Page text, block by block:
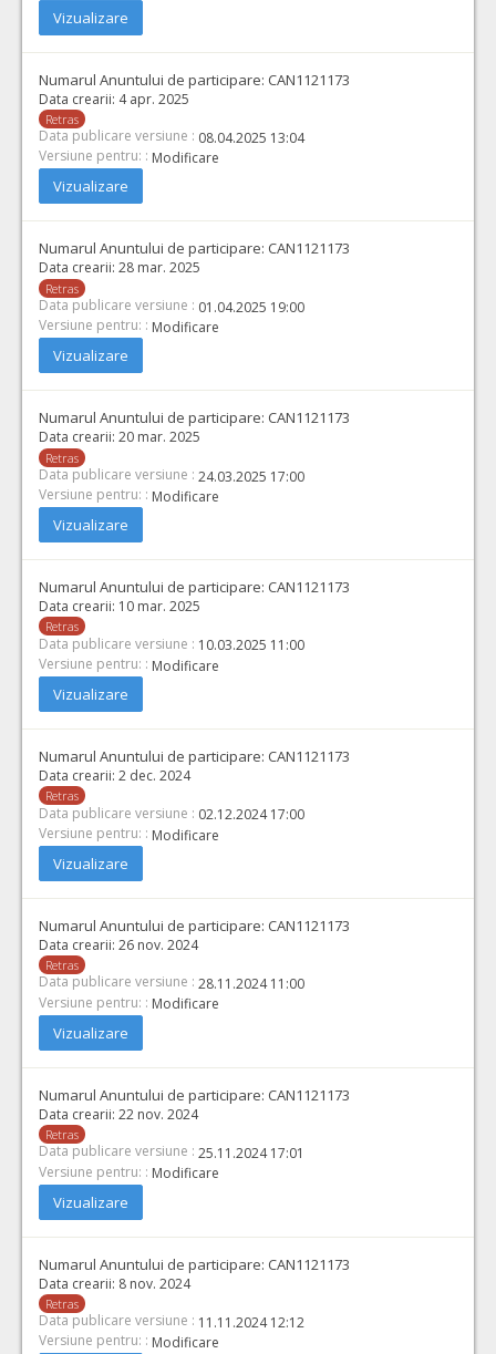
Vizualizare
Numarul Anuntului de participare: CAN1121173
Data crearii: 4 apr. 2025
Retras
Data publicare versiune : 08.04.2025 13:04
Versiune pentru: : Modificare
Vizualizare
Numarul Anuntului de participare: CAN1121173
Data crearii: 28 mar. 2025
Retras
Data publicare versiune : 01.04.2025 19:00
Versiune pentru: : Modificare
Vizualizare
Numarul Anuntului de participare: CAN1121173
Data crearii: 20 mar. 2025
Retras
Data publicare versiune : 24.03.2025 17:00
Versiune pentru: : Modificare
Vizualizare
Numarul Anuntului de participare: CAN1121173
Data crearii: 10 mar. 2025
Retras
Data publicare versiune : 10.03.2025 11:00
Versiune pentru: : Modificare
Vizualizare
Numarul Anuntului de participare: CAN1121173
Data crearii: 2 dec. 2024
Retras
Data publicare versiune : 02.12.2024 17:00
Versiune pentru: : Modificare
Vizualizare
Numarul Anuntului de participare: CAN1121173
Data crearii: 26 nov. 2024
Retras
Data publicare versiune : 28.11.2024 11:00
Versiune pentru: : Modificare
Vizualizare
Numarul Anuntului de participare: CAN1121173
Data crearii: 22 nov. 2024
Retras
Data publicare versiune : 25.11.2024 17:01
Versiune pentru: : Modificare
Vizualizare
Numarul Anuntului de participare: CAN1121173
Data crearii: 8 nov. 2024
Retras
Data publicare versiune : 11.11.2024 12:12
Versiune pentru: : Modificare